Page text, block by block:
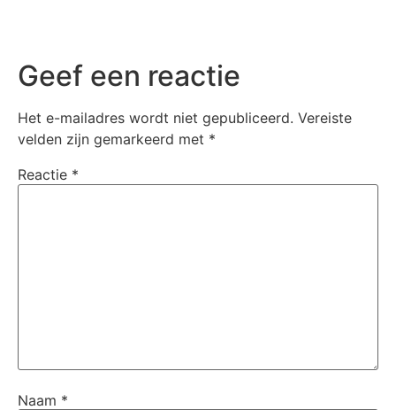
Geef een reactie
Het e-mailadres wordt niet gepubliceerd. Vereiste
velden zijn gemarkeerd met *
Reactie *
Naam *